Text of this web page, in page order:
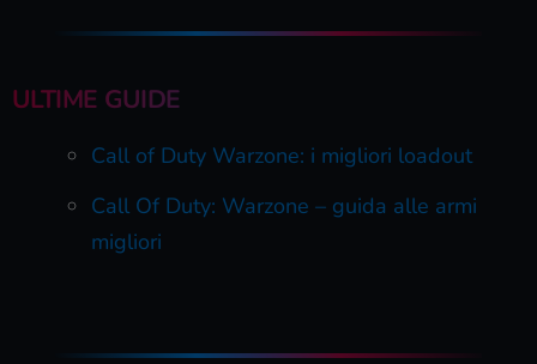
ULTIME GUIDE
Call of Duty Warzone: i migliori loadout
Call Of Duty: Warzone – guida alle armi
migliori